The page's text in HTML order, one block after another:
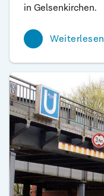
in Gelsenkirchen.
Weiterlesen